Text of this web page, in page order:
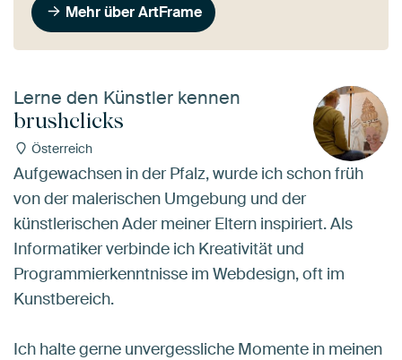
Mehr über ArtFrame
Lerne den Künstler kennen
brushclicks
Österreich
Aufgewachsen in der Pfalz, wurde ich schon früh
von der malerischen Umgebung und der
künstlerischen Ader meiner Eltern inspiriert. Als
Informatiker verbinde ich Kreativität und
Programmierkenntnisse im Webdesign, oft im
Kunstbereich.
Ich halte gerne unvergessliche Momente in meinen